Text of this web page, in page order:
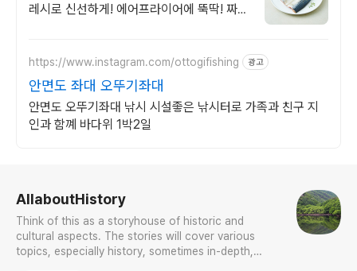
레시로 신선하게! 에어프라이어에 뚝딱! 짜지
https://www.instagram.com/ottogifishing 광고
안면도 좌대 오뚜기좌대
안면도 오뚜기좌대 낚시 시설좋은 낚시터로 가족과 친구 지
인과 함꼐 바다위 1박2일
AllaboutHistory
Think of this as a storyhouse of historic and
cultural aspects. The stories will cover various
topics, especially history, sometimes in-depth,